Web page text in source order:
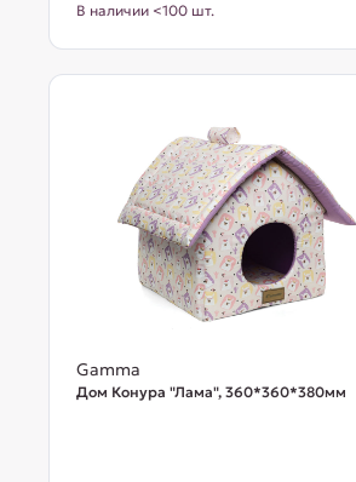
В наличии <100 шт.
Gamma
Дом Конура "Лама", 360*360*380мм